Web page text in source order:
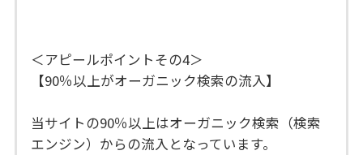
＜アピールポイントその4＞
【90％以上がオーガニック検索の流入】
当サイトの90％以上はオーガニック検索（検索
エンジン）からの流入となっています。